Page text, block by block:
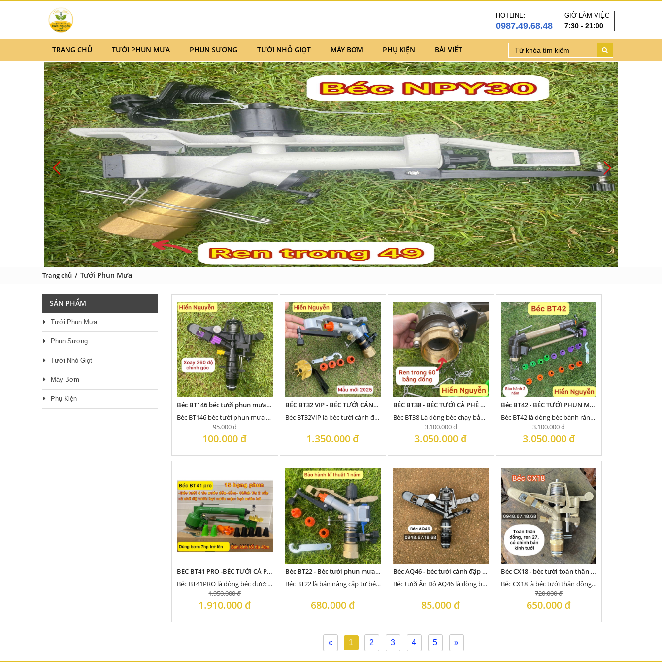
HOTLINE:
0987.49.68.48
GIỜ LÀM VIỆC
7:30 - 21:00
TRANG CHỦ TƯỚI PHUN MƯA PHUN SƯƠNG TƯỚI NHỎ GIỌT MÁY BƠM PHỤ KIỆN BÀI VIẾT
Trang chủ / Tưới Phun Mưa
SẢN PHẨM
Tưới Phun Mưa
Phun Sương
Tưới Nhỏ Giọt
Máy Bơm
Phụ Kiện
Béc BT146 béc tưới phun mưa gắn ống 27 bán kính phun từ 10-14m 1 bên xoay tròn 360 độ hoặc chỉnh góc
Béc BT146 béc tưới phun mưa gắn ống 27
95.000 đ
100.000 đ
BÉC BT32 VIP - BÉC TƯỚI CÁNH ĐẬP VÀ QUAY BÁNH RĂNG MINI BÁN KÍNH 20 -25 MÉT 1 BÊN
Béc BT32VIP là béc tưới cánh đập và quay bánh răng mini, nhỏ gọn chạy được bơm công suất nhỏ...
1.350.000 đ
BÉC BT38 - BÉC TƯỚI CÀ PHÊ 2024, ĐƯỢC NÂNG CẤP CẢI TIẾN TỪ ROCKET 38 RUỘT ĐỒNG
Béc BT38 Là dòng béc chạy bằng bánh răng, xẻ tia bằng đinh móc được cải tiến từ ROCKET38 ruột...
3.100.000 đ
3.050.000 đ
Béc BT42 - BÉC TƯỚI PHUN MƯA CÓ 3 TIA , XẺ TIA 2 CẤP ĐỘ, TƯỚI NƯỚC CÓ CẶN ,KHÁNG GIÓ TỐT
Béc BT42 là dòng béc bánh răng nên quay êm, tưới đều hơn với 3 tia nước, được cải tiến...
3.100.000 đ
3.050.000 đ
BEC BT41 PRO -BÉC TƯỚI CÀ PHÊ 2024 , BÁN KÍNH PHUN TỐI ĐA 41 MÉT 1 BÊN
Béc BT41PRO là dòng béc được cải tiến thêm họng phun phụ phía trên, có tổng cộng 4 tia nước...
1.950.000 đ
1.910.000 đ
Béc BT22 - Béc tưới phun mưa bán kính 18m
Béc BT22 là bản nâng cấp từ béc AX22, có 2 họng phun: 1 họng phun chính và 1 họng...
680.000 đ
Béc AQ46 - béc tưới cánh đập gắn ống 27 ren ngoài, bán kính tưới 12m
Béc tưới Ấn Độ AQ46 là dòng béc bướm gắn vào ống phi 27, có bán kính tưới tối đa...
85.000 đ
Béc CX18 - béc tưới toàn thân bằng đồng gắn ống 27 bơm 750w (1HP)
Béc CX18 là béc tưới thân đồng, ren 27, có thể điều chỉnh bán kính tưới và chỉnh góc xoay,...
720.000 đ
650.000 đ
« 1 2 3 4 5 »